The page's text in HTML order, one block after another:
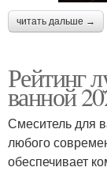
читать дальше →
Рейтинг
ванной
Смеситель для
любого
обеспечивает